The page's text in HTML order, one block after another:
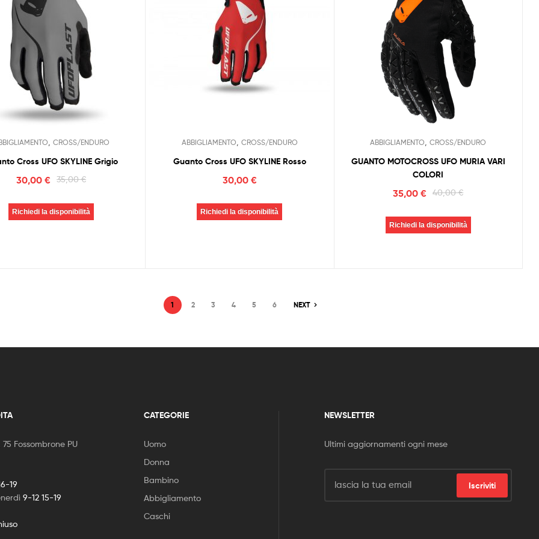
, CROSS/ENDURO
Cross UFO SKYLINE Grigio
35,00€
30,00€
Richiedi la disponibilità
ABBIGLIAMENTO, CROSS/ENDURO
Guanto Cross UFO SKYLINE Rosso
30,00 €
Richiedi la disponibilità
ABBIGLIAMENTO,CROSS/ENDURO
GUANTO MOTOCROSS UFO MURIA VARI
COLORI
40,00€
35,00€
Richiedi la disponibilità
1 2 3 4 5 6 NEXT
Fossombrone PU
19
9-12 15-19
CATEGORIE
Uomo
Donna
Bambino
Abbigliamento
Caschi
NEWSLETTER
Ultimi aggiornamenti ogni mese
Iscriviti